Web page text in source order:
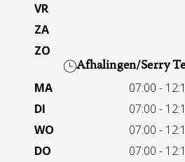
VR
ZA
ZO
Afhalingen/Serry
MA 07:00 -
DI
07:00 -
WO
07:00 -
DO
07:00 -